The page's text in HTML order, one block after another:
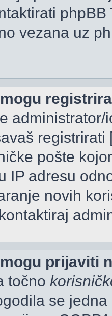
vezana uz
pošte
IP adresu
novih
prijaviti
točno
se